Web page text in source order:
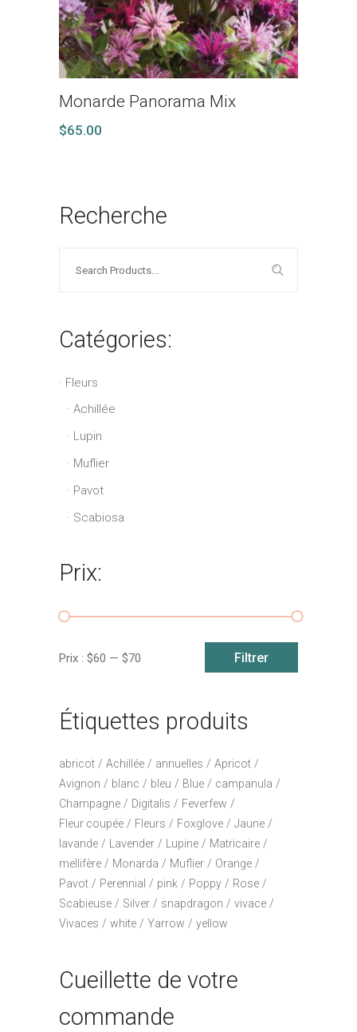
Monarde Panorama Mix
$65.00
Recherche
Catégories:
Fleurs
Achillée
Lupin
Muflier
Pavot
Scabiosa
Prix:
Prix
Prix
Filtrer
Prix : $60 — $70
Étiquettes produits
abricot Achillée annuelles
Apricot
Avignon
blanc bleu Blue
campanula
Champagne
Digitalis
Feverfew
Fleur coupée
Fleurs Foxglove
Jaune
lavande
Lavender Lupine
Matricaire
mellifère
Monarda Muflier
Orange
Pavot
Perennial pink Poppy
Rose
Scabieuse
Silver snapdragon
vivace
Vivaces
white Yarrow yellow
Cueillette de votre
commande